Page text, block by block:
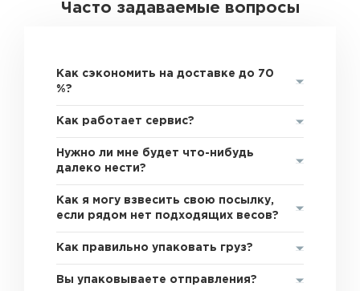
Часто задаваемые вопросы
Как сэкономить на доставке до 70
%?
Как работает сервис?
Нужно ли мне будет что-нибудь
далеко нести?
Как я могу взвесить свою посылку,
если рядом нет подходящих весов?
Как правильно упаковать груз?
Вы упаковываете отправления?